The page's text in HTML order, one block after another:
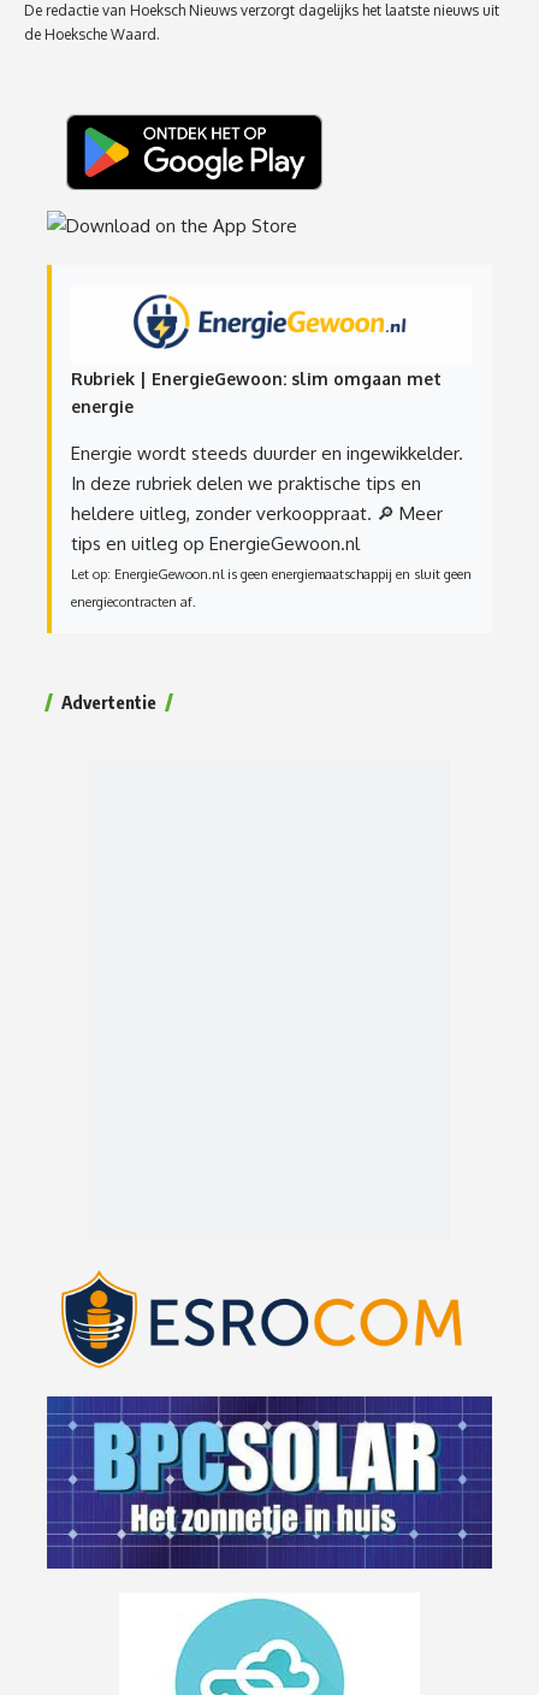
De redactie van Hoeksch Nieuws verzorgt dagelijks het laatste nieuws uit
de Hoeksche Waard.
Rubriek | EnergieGewoon: slim omgaan met
energie
Energie wordt steeds duurder en ingewikkelder.
In deze rubriek delen we praktische tips en
heldere uitleg, zonder verkooppraat. 🔎 Meer
tips en uitleg op EnergieGewoon.nl
Let op: EnergieGewoon.nl is geen energiemaatschappij en sluit geen
energiecontracten af.
Advertentie